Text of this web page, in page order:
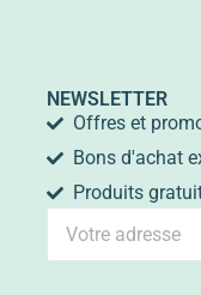
NEWSLETTER
Offres et
Bons d'achat
Produits